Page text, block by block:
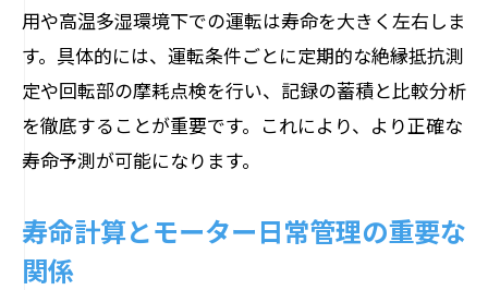
用や高温多湿環境下での運転は寿命を大きく左右しま
す。具体的には、運転条件ごとに定期的な絶縁抵抗測
定や回転部の摩耗点検を行い、記録の蓄積と比較分析
を徹底することが重要です。これにより、より正確な
寿命予測が可能になります。
寿命計算とモーター日常管理の重要な
関係